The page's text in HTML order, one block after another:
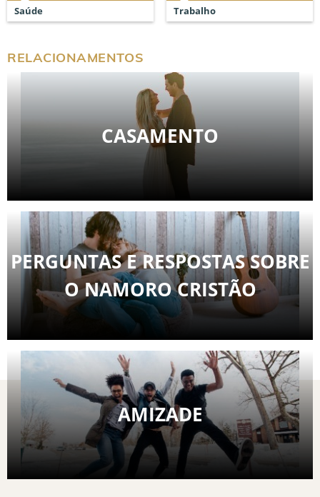
Saúde Trabalho
RELACIONAMENTOS
CASAMENTO
PERGUNTAS E RESPOSTAS SOBRE
O NAMORO CRISTÃO
AMIZADE